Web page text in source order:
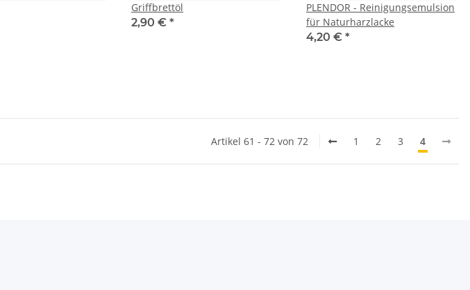
Griffbrettöl
2,90 € *
PLENDOR - Reinigungsemulsion
für Naturharzlacke
4,20 € *
Artikel 61 - 72 von 72 1 2 3 4